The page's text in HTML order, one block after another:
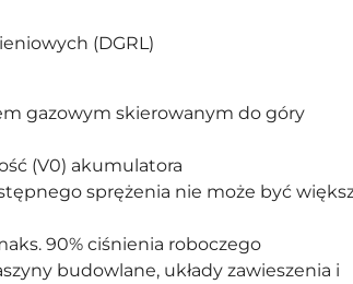
(DGRL)
gazowym skierowanym do góry
(V0) akumulatora
sprężenia nie może być
90% ciśnienia roboczego
budowlane, układy zawieszenia i